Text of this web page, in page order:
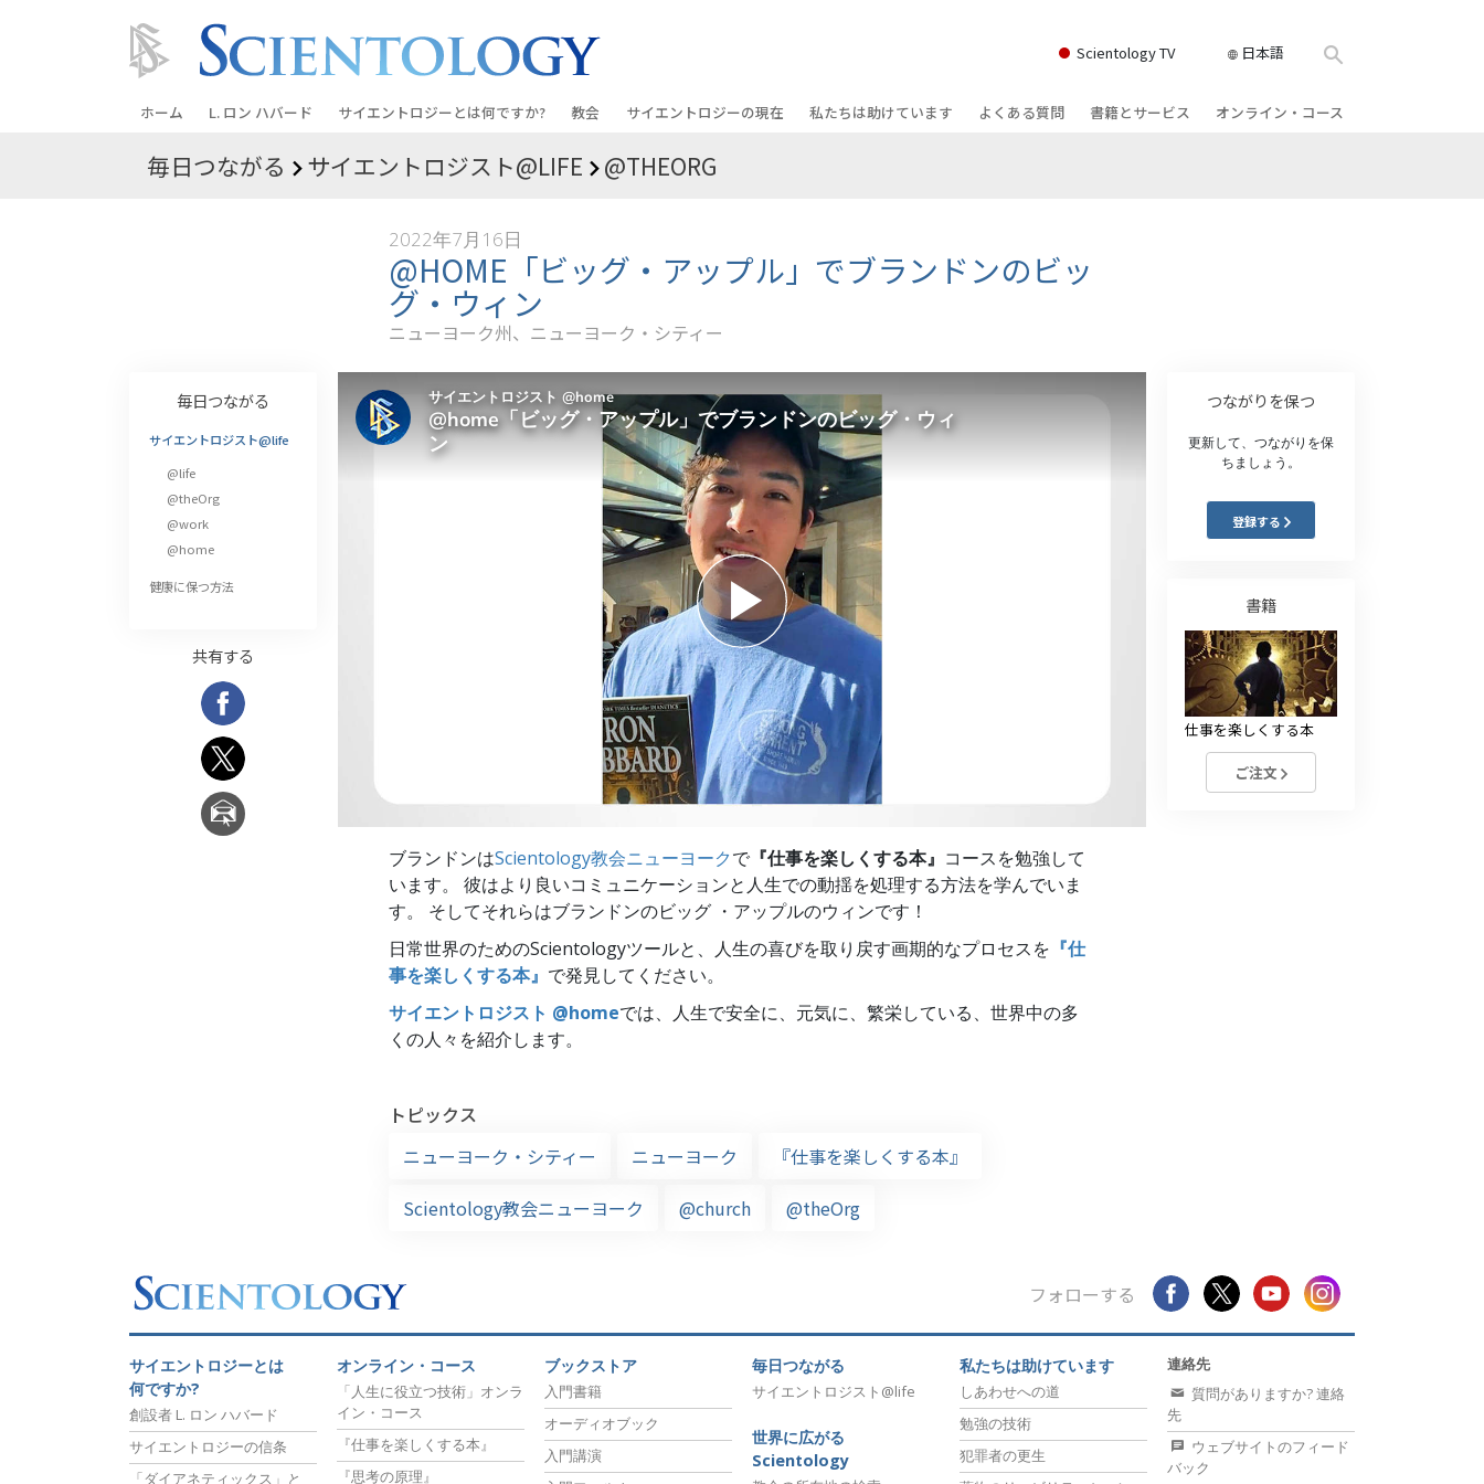
Scientology TV 日本語
ホーム L. ロン ハバード サイエントロジーとは何ですか?
信条と実践
サイエントロジストたちが語るサイエ
ントロジー
サイエントロジストに会いましょう
サイエントロジーの基本原理
ダイアネティックスの紹介
教会
教会を探す
オーガニゼーション
サイエントロジーを
世界にもたらす
サイエントロジーの現在
グランド・オープニング
デビッド･ミスキャベッジ氏—
Scientologyの教会指導者
私たちは助けています
クリミノン
ツ
市民の人権擁護の会
サイエントロジー･ボランティア･ミニ
スター
よくある質問
サイエントロジーの組織
書籍とサービス
一般向け講演
オンライン・コース
感情のトーン・スケール
エシックスとコンディション
組織化の基礎
広報活動の基礎
毎日つながる サイエントロジスト@LIFE @THEORG
2022年7月16日
@HOME「ビッグ・アップル」でブランドンのビッ
グ・ウィン
ニューヨーク州、ニューヨーク・シティー
ブランドンはScientology教会ニューヨークで 『仕事を楽しくする本』 コースを勉強して
います。 彼はより良いコミュニケーションと人生での動揺を処理する方法を学んでいま
す。 そしてそれらはブランドンのビッグ ・アップルのウィンです！
日常世界のためのScientologyツールと、人生の喜びを取り戻す画期的なプロセスを 『仕
事を楽しくする本』 で発見してください。
サイエントロジスト @homeでは、人生で安全に、元気に、繁栄している、世界中の多
くの人々を紹介します。
トピックス
ニューヨーク・シティー
ニューヨーク
『仕事を楽しくする本』
Scientology教会ニューヨーク
@church @theOrg
毎日つながる
サイエントロジスト@life
@life
@theOrg
@work
@home
健康に保つ方法
共有する
つながりを保つ
更新して、つながりを保
ちましょう。
登録する
書籍
仕事を楽しくする本
ご注文
フォローする
サイエントロジーとは
何ですか?
創設者 L. ロン ハバード
サイエントロジーの信条
「ダイアネティックス」と
オンライン・コース
「人生に役立つ技術」オンラ
イン・コース
『仕事を楽しくする本』
『思考の原理』
ブックストア
入門書籍
オーディオブック
入門講演
毎日つながる
サイエントロジスト@life
世界に広がる
Scientology
私たちは助けています
しあわせへの道
勉強の技術
犯罪者の更生
連絡先
質問がありますか? 連絡
先
ウェブサイトのフィード
バック